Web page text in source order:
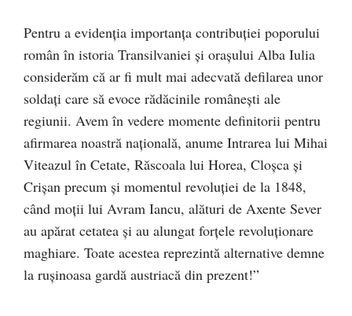
Pentru a evidenția importanța contribuției poporului
român în istoria Transilvaniei și orașului Alba Iulia
considerăm că ar fi mult mai adecvată defilarea unor
soldați care să evoce rădăcinile românești ale
regiunii. Avem în vedere momente definitorii pentru
afirmarea noastră națională, anume Intrarea lui Mihai
Viteazul în Cetate, Răscoala lui Horea, Cloșca și
Crișan precum și momentul revoluției de la 1848,
când moții lui Avram Iancu, alături de Axente Sever
au apărat cetatea și au alungat forțele revoluționare
maghiare. Toate acestea reprezintă alternative demne
la rușinoasa gardă austriacă din prezent!”